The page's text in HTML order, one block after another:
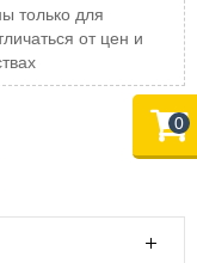
только для
от цен и
0